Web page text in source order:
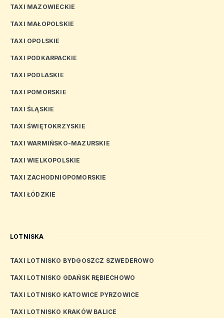
TAXI MAZOWIECKIE
TAXI MAŁOPOLSKIE
TAXI OPOLSKIE
TAXI PODKARPACKIE
TAXI PODLASKIE
TAXI POMORSKIE
TAXI ŚLĄSKIE
TAXI ŚWIĘTOKRZYSKIE
TAXI WARMIŃSKO-MAZURSKIE
TAXI WIELKOPOLSKIE
TAXI ZACHODNIOPOMORSKIE
TAXI ŁÓDZKIE
LOTNISKA
TAXI LOTNISKO BYDGOSZCZ SZWEDEROWO
TAXI LOTNISKO GDAŃSK RĘBIECHOWO
TAXI LOTNISKO KATOWICE PYRZOWICE
TAXI LOTNISKO KRAKÓW BALICE